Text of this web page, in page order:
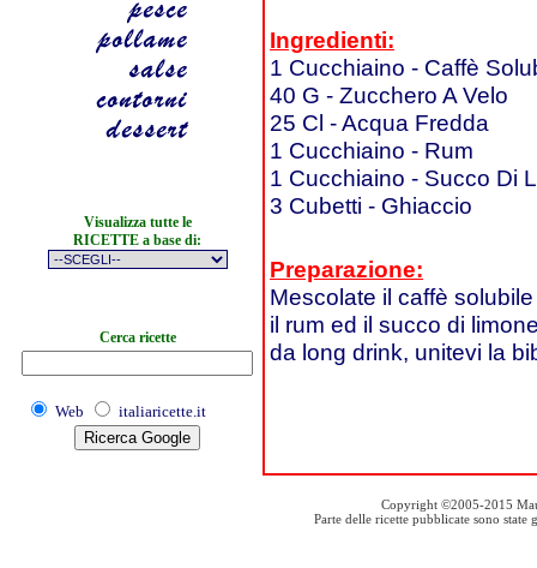
Visualizza tutte le
RICETTE a base di:
Cerca ricette
Web italiaricette.it
Ingredienti:
1 Cucchiaino - Caffè
40 G - Zucchero A Velo
25 Cl - Acqua Fredda
1 Cucchiaino - Rum
1 Cucchiaino - Succo Di
3 Cubetti - Ghiaccio
Preparazione:
Mescolate il caffè
il rum ed il succo di
da long drink, unitevi la
Copyright ©2005-2015
Parte delle ricette pubblicate sono state